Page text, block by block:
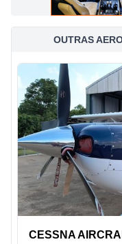
OUTRAS
CESSNA